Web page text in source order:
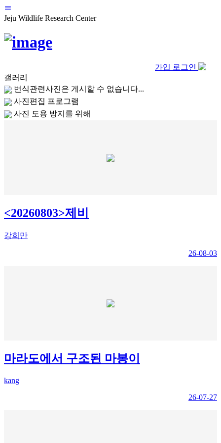
Jeju Wildlife Research Center
가입 로그인
갤러리
번식관련사진은 게시할 수 없습니다...
사진편집 프로그램
사진 도용 방지를 위해
<20260803>제비
강희만
26-08-03
마라도에서 구조된 마봉이
kang
26-07-27